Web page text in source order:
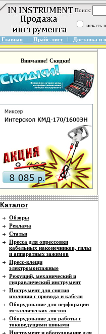
Поиск:
искать
Главная Прайс-лист Доставка и
Внимание! Скидки!
Каталог
Обзоры
Реклама
Статьи
Пресса для опрессовки
кабельных наконечников, гильз
и аппаратных зажимов
Пресс-клещи
электромонтажные
Режущий, механический и
гидравлический инструмент
Инструмент для снятия
изоляции с провода и кабеля
Оборудование для перфорации
металлических листов
Оборудование для работы с
токоведущими шинами
Инструмент и оборудование для